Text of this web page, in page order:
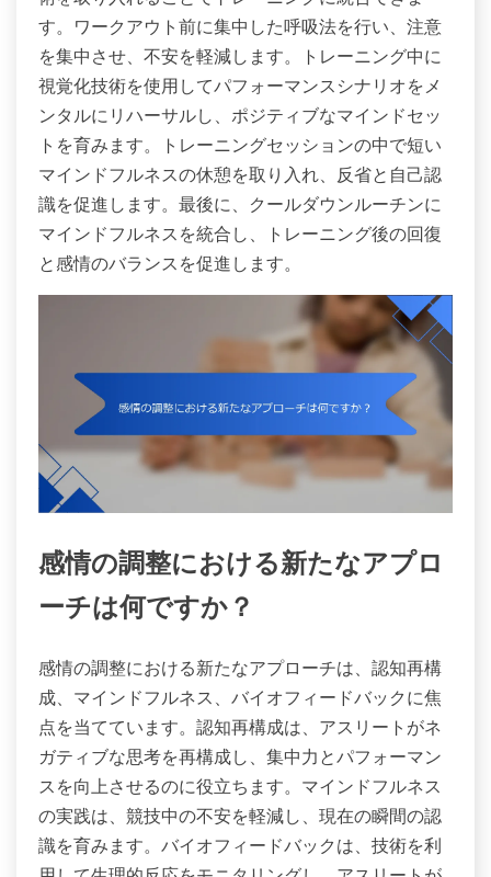
す。ワークアウト前に集中した呼吸法を行い、注意
を集中させ、不安を軽減します。トレーニング中に
視覚化技術を使用してパフォーマンスシナリオをメ
ンタルにリハーサルし、ポジティブなマインドセッ
トを育みます。トレーニングセッションの中で短い
マインドフルネスの休憩を取り入れ、反省と自己認
識を促進します。最後に、クールダウンルーチンに
マインドフルネスを統合し、トレーニング後の回復
と感情のバランスを促進します。
感情の調整における新たなアプロ
ーチは何ですか？
感情の調整における新たなアプローチは、認知再構
成、マインドフルネス、バイオフィードバックに焦
点を当てています。認知再構成は、アスリートがネ
ガティブな思考を再構成し、集中力とパフォーマン
スを向上させるのに役立ちます。マインドフルネス
の実践は、競技中の不安を軽減し、現在の瞬間の認
識を育みます。バイオフィードバックは、技術を利